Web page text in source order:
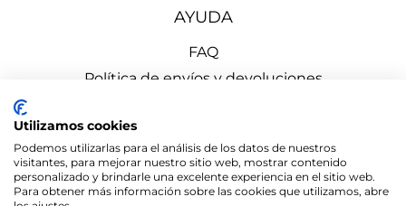
AYUDA
FAQ
Política de envíos y devoluciones
Política de Privacidad
Política de Cookies
Utilizamos cookies
Podemos utilizarlas para el análisis de los datos de nuestros
visitantes, para mejorar nuestro sitio web, mostrar contenido
personalizado y brindarle una excelente experiencia en el sitio web.
Para obtener más información sobre las cookies que utilizamos, abre